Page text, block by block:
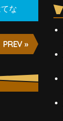
な
PREV »